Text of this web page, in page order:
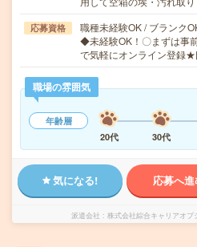
応募資格
職種未経験OK / ブランク
◆未経験OK！〇まずは事
で気軽にオンライン登録
職場の雰囲気
年齢層
20代
30代
気になる! 応募へ
派遣会社 株式会社綜合キャリアオ